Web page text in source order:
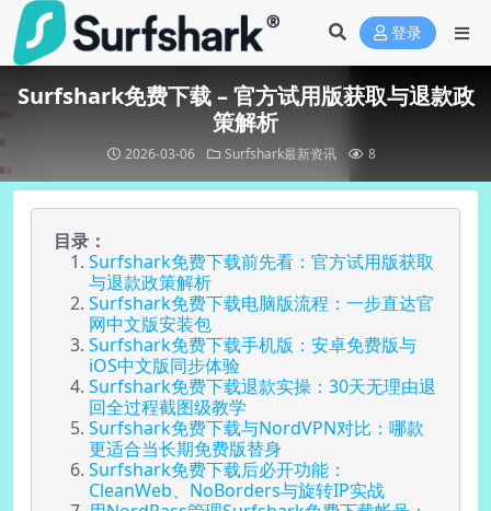
登录
Surfshark免费下载 – 官方试用版获取与退款政
策解析
2026-03-06 Surfshark最新资讯 8
目录：
Surfshark免费下载前先看：官方试用版获取
与退款政策解析
Surfshark免费下载电脑版流程：一步直达官
网中文版安装包
Surfshark免费下载手机版：安卓免费版与
iOS中文版同步体验
Surfshark免费下载退款实操：30天无理由退
回全过程截图级教学
Surfshark免费下载与NordVPN对比：哪款
更适合当长期免费版替身
Surfshark免费下载后必开功能：
CleanWeb、NoBorders与旋转IP实战